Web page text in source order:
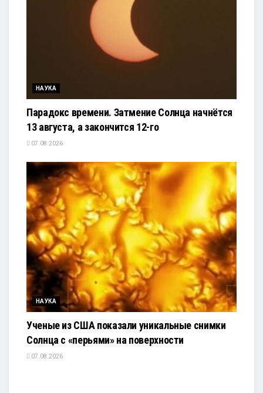
НАУКА
Парадокс времени. Затмение Солнца начнётся
13 августа, а закончится 12-го
07.08.2026
НАУКА
Ученые из США показали уникальные снимки
Солнца с «перьями» на поверхности
07.08.2026